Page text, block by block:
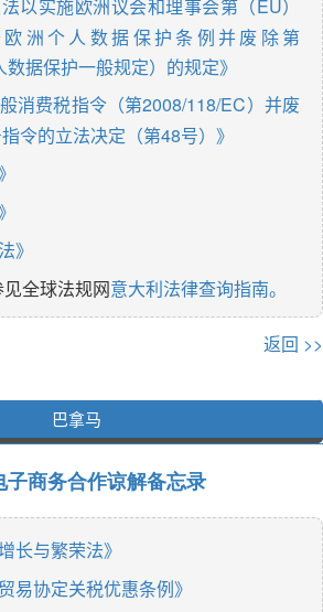
以实施欧洲议会和理事会第（EU）
欧洲个人数据保护条例并废除第
据保护一般规定）的规定》
消费税指令（第2008/118/EC）并废
令的立法决定（第48号）》
》
全球法规网意大利法律查询指南。
返回 >>
巴拿马
子商务合作谅解备忘录
长与繁荣法》
易协定关税优惠条例》